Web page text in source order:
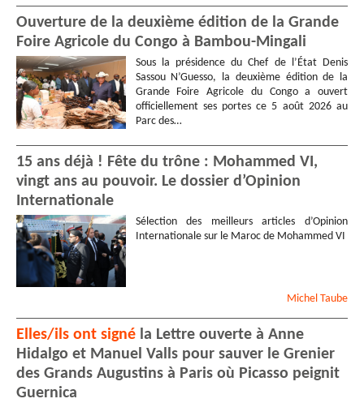
Ouverture de la deuxième édition de la Grande
Foire Agricole du Congo à Bambou-Mingali
Sous la présidence du Chef de l’État Denis
Sassou N’Guesso, la deuxième édition de la
Grande Foire Agricole du Congo a ouvert
officiellement ses portes ce 5 août 2026 au
Parc des…
15 ans déjà ! Fête du trône : Mohammed VI,
vingt ans au pouvoir. Le dossier d’Opinion
Internationale
Sélection des meilleurs articles d’Opinion
Internationale sur le Maroc de Mohammed VI
Michel Taube
Elles/ils ont signé la Lettre ouverte à Anne
Hidalgo et Manuel Valls pour sauver le Grenier
des Grands Augustins à Paris où Picasso peignit
Guernica